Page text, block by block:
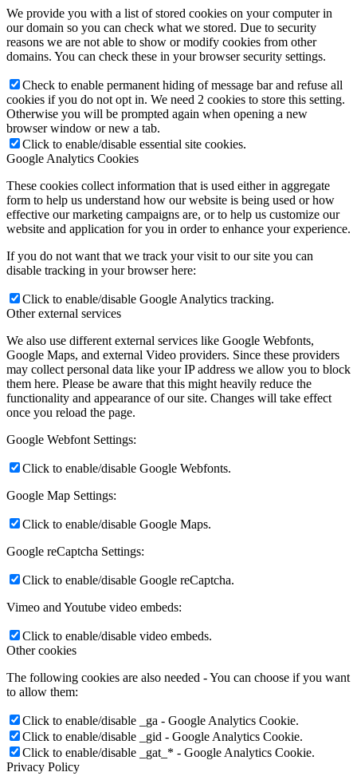
We provide you with a list of stored cookies on your computer in
our domain so you can check what we stored. Due to security
reasons we are not able to show or modify cookies from other
domains. You can check these in your browser security settings.
Check to enable permanent hiding of message bar and refuse all
cookies if you do not opt in. We need 2 cookies to store this setting.
Otherwise you will be prompted again when opening a new
browser window or new a tab.
Click to enable/disable essential site cookies.
Google Analytics Cookies
These cookies collect information that is used either in aggregate
form to help us understand how our website is being used or how
effective our marketing campaigns are, or to help us customize our
website and application for you in order to enhance your experience.
If you do not want that we track your visit to our site you can
disable tracking in your browser here:
Click to enable/disable Google Analytics tracking.
Other external services
We also use different external services like Google Webfonts,
Google Maps, and external Video providers. Since these providers
may collect personal data like your IP address we allow you to block
them here. Please be aware that this might heavily reduce the
functionality and appearance of our site. Changes will take effect
once you reload the page.
Google Webfont Settings:
Click to enable/disable Google Webfonts.
Google Map Settings:
Click to enable/disable Google Maps.
Google reCaptcha Settings:
Click to enable/disable Google reCaptcha.
Vimeo and Youtube video embeds:
Click to enable/disable video embeds.
Other cookies
The following cookies are also needed - You can choose if you want
to allow them:
Click to enable/disable _ga - Google Analytics Cookie.
Click to enable/disable _gid - Google Analytics Cookie.
Click to enable/disable _gat_* - Google Analytics Cookie.
Privacy Policy